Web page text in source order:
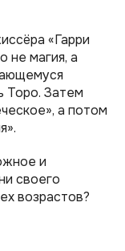
«Гарри
не магия, а
Торо. Затем
а потом
и
своего
возрастов?